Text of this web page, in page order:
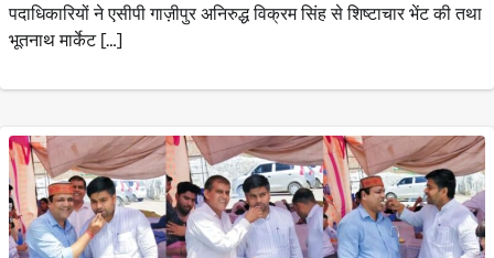
पदाधिकारियों ने एसीपी गाज़ीपुर अनिरुद्ध विक्रम सिंह से शिष्टाचार भेंट की तथा
भूतनाथ मार्केट […]